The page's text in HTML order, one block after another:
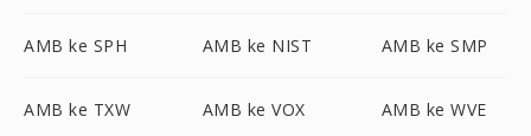
AMB ke SPH AMB ke NIST AMB ke SMP
AMB ke TXW AMB ke VOX AMB ke WVE